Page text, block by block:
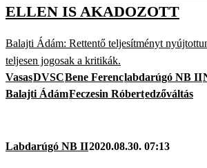
ELLEN IS AKADOZOTT
Balajti Ádám: Rettentő teljesítményt
teljesen jogosak a kritikák.
VasasDVSCBene Ferenclabdarúgó NB II
Balajti ÁdámFeczesin Róbertedzőváltás
Labdarúgó NB II2020.08.30. 07:13